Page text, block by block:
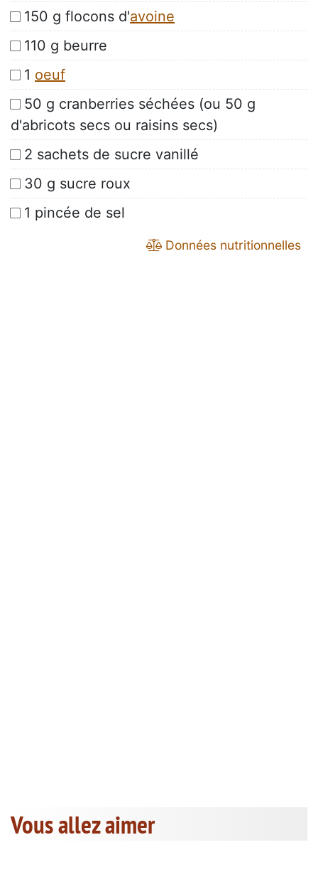
150 g flocons d'avoine
110 g beurre
1 oeuf
50 g cranberries séchées (ou 50 g
d'abricots secs ou raisins secs)
2 sachets de sucre vanillé
30 g sucre roux
1 pincée de sel
Données nutritionnelles
Vous allez aimer